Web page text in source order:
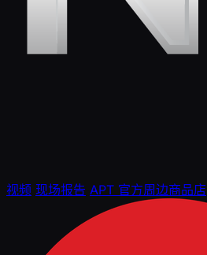
视频 现场报告 APT 官方周边商品店